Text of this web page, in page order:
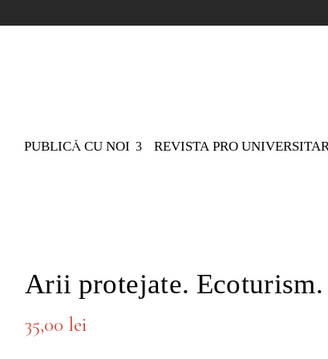
PUBLICĂ CU NOI REVISTA PRO
Arii protejate.
35,00 lei